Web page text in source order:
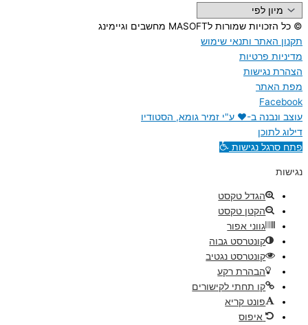
© כל הזכויות שמורות לMASOFT מחשבים וגיימינג
תקנון האתר ותנאי שימוש
מדיניות פרטיות
הצהרת נגישות
מפת האתר
Facebook
עוצב ונבנה ב-♥︎ ע"י זמיר גומא, הסטודיו
דילוג לתוכן
פתח סרגל נגישות
נגישות
הגדל טקסט
הקטן טקסט
גווני אפור
קונטרסט גבוה
קונטרסט נגטיב
הבהרת רקע
קו תחתי לקישורים
פונט קריא
איפוס